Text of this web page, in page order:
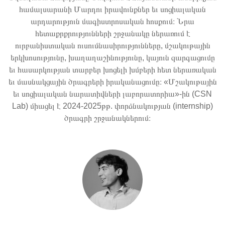
համալսարանի Մարդու իրավունքներ եւ սոցիալական
արդարություն մագիստրոսական հոսքում։ Նրա
հետաքրքրությունների շրջանակը ներառում է
ուրբանիստական ուսումնասիրությունները, մշակութային
երկխոսությունը, խաղաղաշինությունը, կայուն զարգացումը
եւ հասարկության տարբեր խոցելի խմբերի հետ ներառական
եւ մասնակցային ծրագրերի իրականացումը։ «Մշակութային
եւ սոցիալական նարատիվների լաբորատորիա»-ին (CSN
Lab) միացել է 2024-2025թթ. փորձնակության (internship)
ծրագրի շրջանակներում։